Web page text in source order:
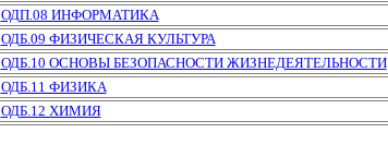
ОДП.08 ИНФОРМАТИКА
ОДБ.09 ФИЗИЧЕСКАЯ КУЛЬТУРА
ОДБ.10 ОСНОВЫ БЕЗОПАСНОСТИ ЖИЗНЕДЕЯТЕЛЬНОСТИ
ОДБ.11 ФИЗИКА
ОДБ.12 ХИМИЯ